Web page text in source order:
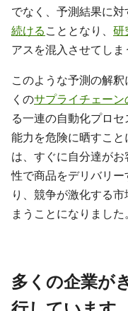
でなく、予測結果に
続ける こととなり、 研
アスを混入させてしま
このような予測の解釈
くのサプライチェーン
る一連の自動化プロ
能力を危険に晒すこ
は、すぐに自分達が
性で商品をデリバリ
り、競争が激化する
まうことになりました。
多くの企業が